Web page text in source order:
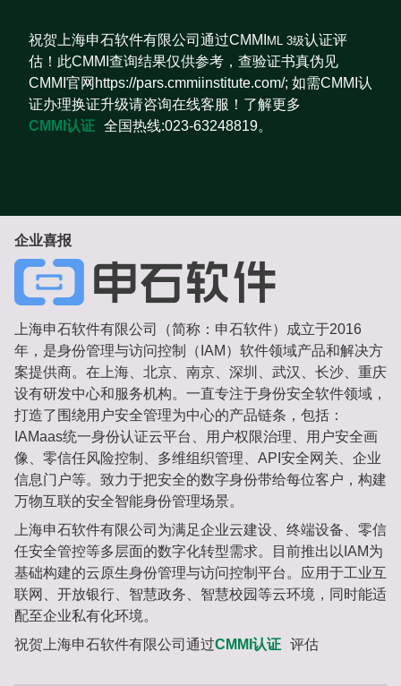
祝贺上海申石软件有限公司通过CMMI ML 3级认证评
估！此CMMI查询结果仅供参考，查验证书真伪见
CMMI官网https://pars.cmmiinstitute.com/; 如需CMMI认
证办理换证升级请咨询在线客服！了解更多
CMMI认证 全国热线:023-63248819。
企业喜报
上海申石软件有限公司（简称：申石软件）成立于2016
年，是身份管理与访问控制（IAM）软件领域产品和解决方
案提供商。在上海、北京、南京、深圳、武汉、长沙、重庆
设有研发中心和服务机构。一直专注于身份安全软件领域，
打造了围绕用户安全管理为中心的产品链条，包括：
IAMaas统一身份认证云平台、用户权限治理、用户安全画
像、零信任风险控制、多维组织管理、API安全网关、企业
信息门户等。致力于把安全的数字身份带给每位客户，构建
万物互联的安全智能身份管理场景。
上海申石软件有限公司为满足企业云建设、终端设备、零信
任安全管控等多层面的数字化转型需求。目前推出以IAM为
基础构建的云原生身份管理与访问控制平台。应用于工业互
联网、开放银行、智慧政务、智慧校园等云环境，同时能适
配至企业私有化环境。
祝贺上海申石软件有限公司通过CMMI认证 评估